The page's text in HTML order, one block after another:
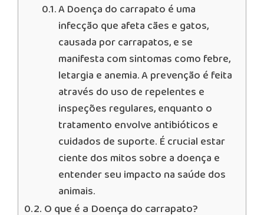
A Doença do carrapato é uma
infecção que afeta cães e gatos,
causada por carrapatos, e se
manifesta com sintomas como febre,
letargia e anemia. A prevenção é feita
através do uso de repelentes e
inspeções regulares, enquanto o
tratamento envolve antibióticos e
cuidados de suporte. É crucial estar
ciente dos mitos sobre a doença e
entender seu impacto na saúde dos
animais.
O que é a Doença do carrapato?